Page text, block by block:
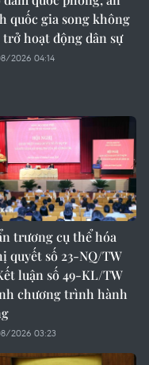
quốc gia song không
trở hoạt động dân sự
2026 04:14
trương cụ thể hóa
quyết số 23-NQ/TW
luận số 49-KL/TW
chương trình hành
2026 03:23